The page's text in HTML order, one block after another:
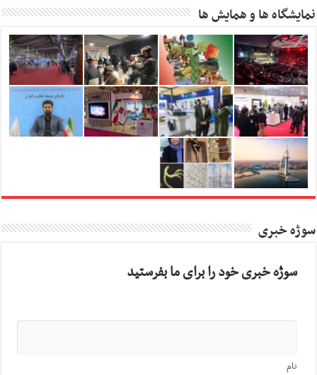
نمایشگاه ها و همایش ها
سوژه خبری
سوژه خبری خود را برای ما بفرستید
نام